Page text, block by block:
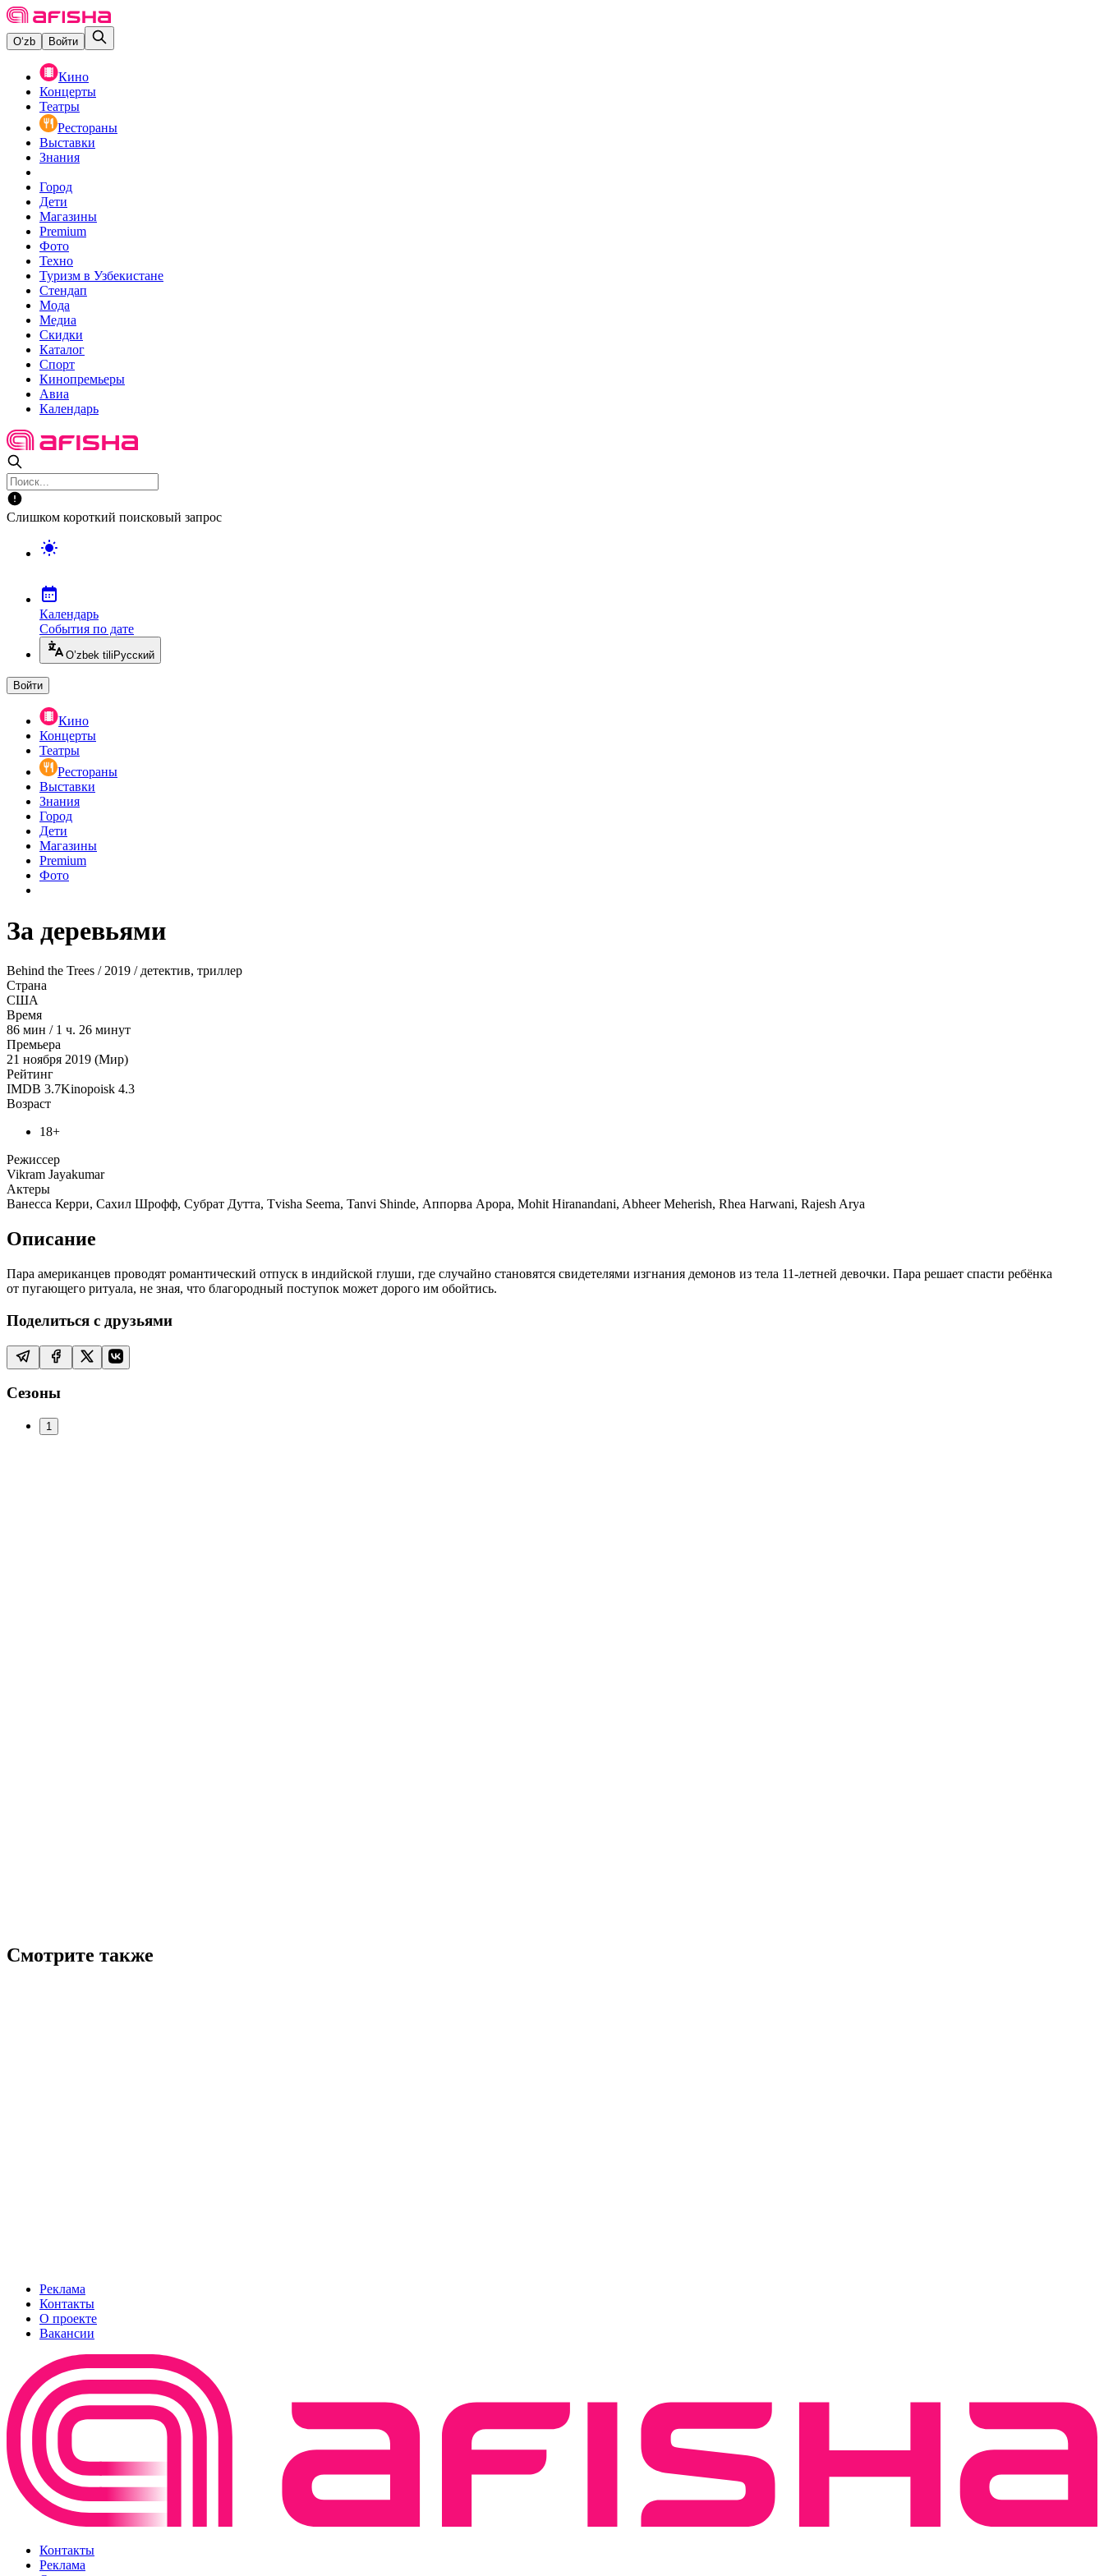
O‘zb Войти
Кино
Концерты
Театры
Рестораны
Выставки
Знания
Город
Дети
Магазины
Premium
Фото
Техно
Туризм в Узбекистане
Стендап
Мода
Медиа
Скидки
Каталог
Спорт
Кинопремьеры
Авиа
Календарь
Слишком короткий поисковый запрос
Календарь
События по дате
O’zbek tili Русский
Войти
Кино
Концерты
Театры
Рестораны
Выставки
Знания
Город
Дети
Магазины
Premium
Фото
За деревьями
Behind the Trees / 2019 / детектив, триллер
Страна
США
Время
86 мин / 1 ч. 26 минут
Премьера
21 ноября 2019 (Мир)
Рейтинг
IMDB 3.7Kinopoisk 4.3
Возраст
18+
Режиссер
Vikram Jayakumar
Актеры
Ванесса Керри, Сахил Шрофф, Субрат Дутта, Tvisha Seema, Tanvi Shinde, Аппорва Арора, Mohit Hiranandani, Abheer Meherish, Rhea Harwani, Rajesh Arya
Описание
Пара американцев проводят романтический отпуск в индийской глуши, где случайно становятся свидетелями изгнания демонов из тела 11-летней девочки. Пара решает спасти ребёнка
от пугающего ритуала, не зная, что благородный поступок может дорого им обойтись.
Поделиться с друзьями
Сезоны
1
Смотрите также
Реклама
Контакты
О проекте
Вакансии
Контакты
Реклама